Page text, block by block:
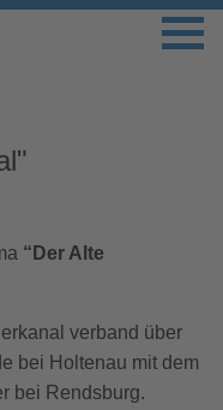
“Der Alte
verband über
bei Holtenau mit dem
bei Rendsburg.